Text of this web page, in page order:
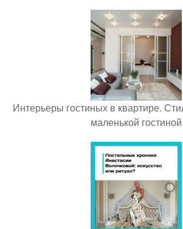
Интерьеры гостиных в квартире.
маленькой гостиной